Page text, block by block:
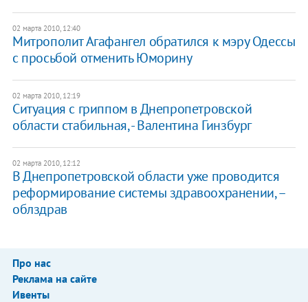
02 марта 2010, 12:40
Митрополит Агафангел обратился к мэру Одессы
с просьбой отменить Юморину
02 марта 2010, 12:19
Ситуация с гриппом в Днепропетровской
области стабильная, - Валентина Гинзбург
02 марта 2010, 12:12
В Днепропетровской области уже проводится
реформирование системы здравоохранении, –
облздрав
Про нас
Реклама на сайте
Ивенты